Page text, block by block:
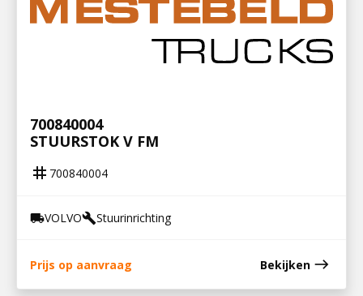
700840004
STUURSTOK V FM
tag 700840004
local_shippingVOLVObuildStuurinrichting
Prijs op aanvraag Bekijken east